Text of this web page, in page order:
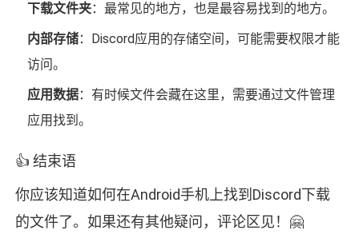
下载文件夹：最常见的地方，也是最容易找到的地方。
内部存储：Discord应用的存储空间，可能需要权限才能
访问。
应用数据：有时候文件会藏在这里，需要通过文件管理
应用找到。
👍 结束语
你应该知道如何在Android手机上找到Discord下载
的文件了。如果还有其他疑问，评论区见！🤗